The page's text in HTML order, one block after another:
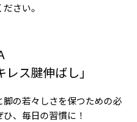
さい。
ス腱伸ばし」
の若々しさを保つための必
、毎日の習慣に！